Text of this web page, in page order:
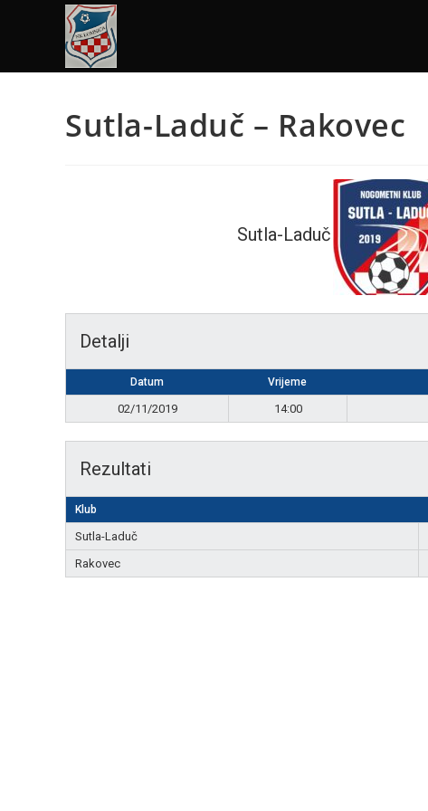
Sutla-Laduč – Rakovec
Sutla-Laduč
Detalji
Datum Vrijeme
02/11/2019 14:00
Rezultati
Klub
Sutla-Laduč
Rakovec